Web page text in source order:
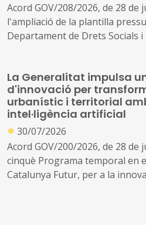
Acord GOV/208/2026, de 28
l'ampliació de la plantilla
Departament de Drets Socials
La Generalitat impulsa
d'innovació per
urbanístic i territorial
intel·ligència artificial
● 30/07/2026
Acord GOV/200/2026, de 28 de
cinquè Programa temporal en
Catalunya Futur, per a la